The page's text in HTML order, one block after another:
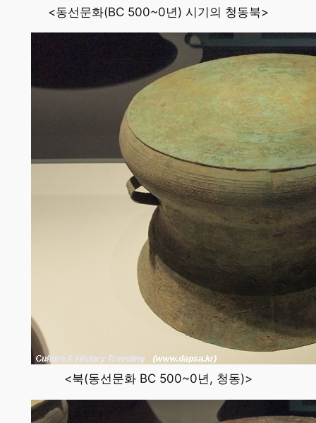
<동선문화(BC 500~0년) 시기의 청동북>
<북(동선문화 BC 500~0년, 청동)>